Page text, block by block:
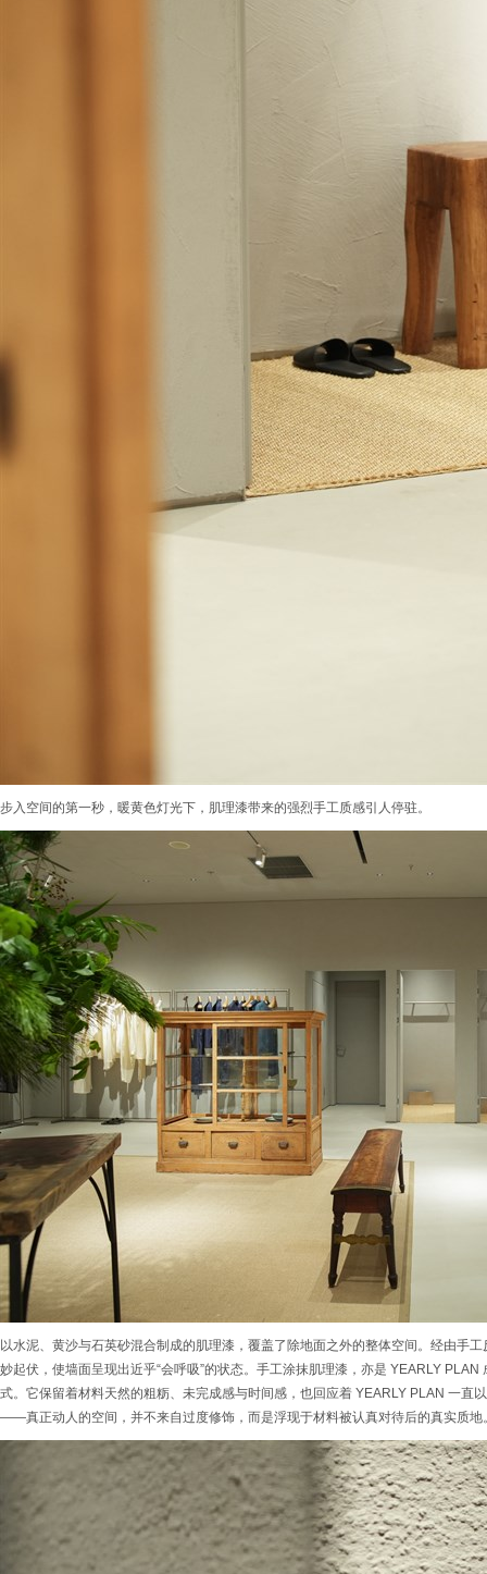
步入空间的第一秒，暖黄色灯光下，肌理漆带来的强烈手工质感引人停驻。
以水泥、黄沙与石英砂混合制成的肌理漆，覆盖了除地面之外的整体空间。经由手
妙起伏，使墙面呈现出近乎“会呼吸”的状态。手工涂抹肌理漆，亦是 YEARLY
式。它保留着材料天然的粗粝、未完成感与时间感，也回应着 YEARLY PLAN 一直
——真正动人的空间，并不来自过度修饰，而是浮现于材料被认真对待后的真实质地